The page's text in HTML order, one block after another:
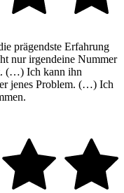
prägendste Erfahrung
nur irgendeine Nummer
(…) Ich kann ihn
jenes Problem. (…) Ich